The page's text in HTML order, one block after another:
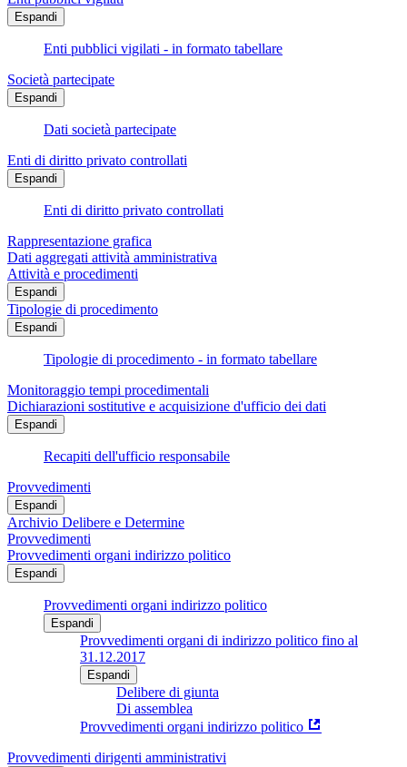
Espandi
Enti pubblici vigilati - in formato tabellare
Società partecipate
Espandi
Dati società partecipate
Enti di diritto privato controllati
Espandi
Enti di diritto privato controllati
Rappresentazione grafica
Dati aggregati attività amministrativa
Attività e procedimenti
Espandi
Tipologie di procedimento
Espandi
Tipologie di procedimento - in formato tabellare
Monitoraggio tempi procedimentali
Dichiarazioni sostitutive e acquisizione d'ufficio dei dati
Espandi
Recapiti dell'ufficio responsabile
Provvedimenti
Espandi
Archivio Delibere e Determine
Provvedimenti
Provvedimenti organi indirizzo politico
Espandi
Provvedimenti organi indirizzo politico
Espandi
Provvedimenti organi di indirizzo politico fino al
31.12.2017
Espandi
Delibere di giunta
Di assemblea
Provvedimenti organi indirizzo politico
Provvedimenti dirigenti amministrativi